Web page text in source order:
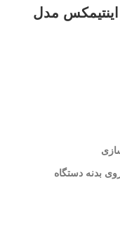
مدل
بدنه دستگاه